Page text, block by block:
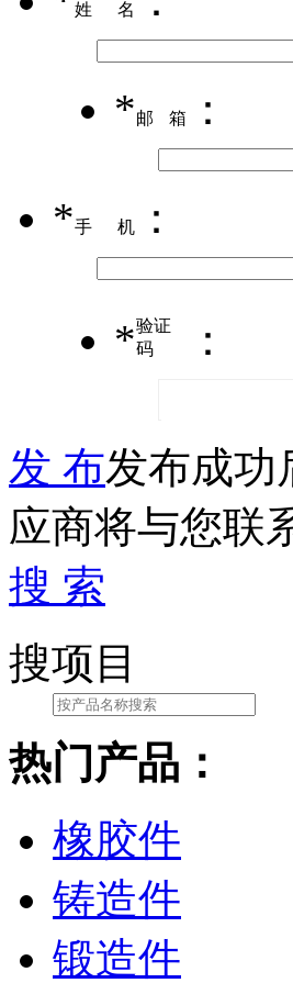
姓名
*邮箱 ：
*手机 ：
*验证
码
：
发 布发布成功
应商将与您联
搜 索
搜项目
热门产品：
橡胶件
铸造件
锻造件